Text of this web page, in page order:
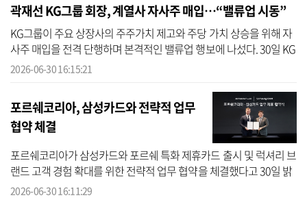
곽재선 KG그룹 회장, 계열사 자사주 매입…“밸류업 시동”
KG그룹이 주요 상장사의 주주가치 제고와 주당 가치 상승을 위해 자
사주 매입을 전격 단행하며 본격적인 밸류업 행보에 나섰다. 30일 KG
그룹에 따르면 곽재선 회장이 최근 그룹 내 주요 상장사인 KG케미칼
2026-06-30 16:15:21
포르쉐코리아, 삼성카드와 전략적 업무
협약 체결
포르쉐코리아가 삼성카드와 포르쉐 특화 제휴카드 출시 및 럭셔리 브
랜드 고객 경험 확대를 위한 전략적 업무 협약을 체결했다고 30일 밝
혔다. 포르쉐 스튜디오 청담에서 진행된 협약식에는 마티아스 부세
2026-06-30 16:11:29